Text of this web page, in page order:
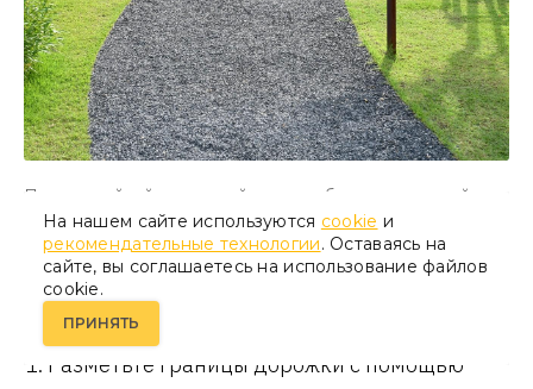
Под гравийной дорожкой должен быть дренажный
слой для отвода воды
Как сделать дорожку из гравия:
Разметьте границы дорожки с помощью
На нашем сайте используются cookie и
рекомендательные технологии. Оставаясь на
сайте, вы соглашаетесь на использование файлов
cookie.
ПРИНЯТЬ